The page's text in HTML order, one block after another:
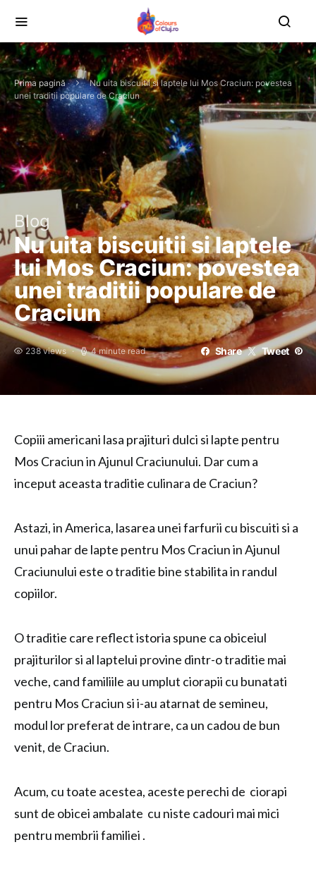
Prima pagină
Nu uita biscuitii si laptele lui Mos Craciun: povestea
unei traditii populare de Craciun
Blog
Nu uita biscuitii si laptele
lui Mos Craciun: povestea
unei traditii populare de
Craciun
238 views 4 minute read Share Tweet
Copiii americani lasa prajituri dulci si lapte pentru
Mos Craciun in Ajunul Craciunului. Dar cum a
inceput aceasta traditie culinara de Craciun?
Astazi, in America, lasarea unei farfurii cu biscuiti si a
unui pahar de lapte pentru Mos Craciun in Ajunul
Craciunului este o traditie bine stabilita in randul
copiilor.
O traditie care reflect istoria spune ca obiceiul
prajiturilor si al laptelui provine dintr-o traditie mai
veche, cand familiile au umplut ciorapii cu bunatati
pentru Mos Craciun si i-au atarnat de semineu,
modul lor preferat de intrare, ca un cadou de bun
venit, de Craciun.
Acum, cu toate acestea, aceste perechi de ciorapi
sunt de obicei ambalate cu niste cadouri mai mici
pentru membrii familiei .